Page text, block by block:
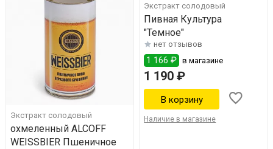
Экстракт солодовый
охмеленный ALCOFF
WEISSBIER Пшеничное
Экстракт солодовый
Пивная Культура
"Темное"
нет отзывов
1 166 ₽ в магазине
1 190 ₽
Наличие в магазине